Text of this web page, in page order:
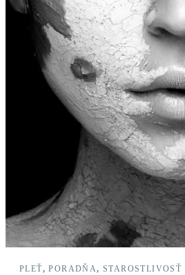
PLEŤ,PORADŇA,STAROSTLIVOSŤ